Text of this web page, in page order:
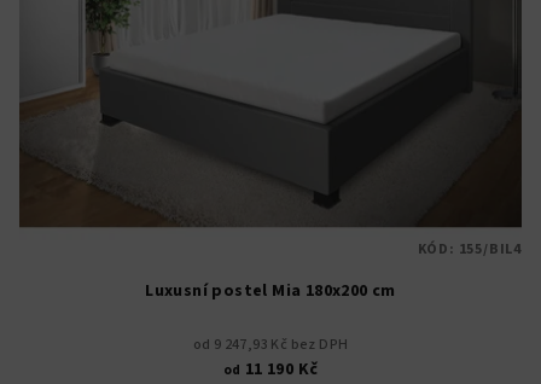
Luxusní postel Mia 180x200 cm
od 9 247,93 Kč bez DPH
od 11 190 Kč
KÓD: 155/BIL4